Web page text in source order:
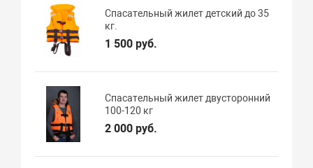
Спасательный жилет детский до 35
кг.
1 500 руб.
Спасательный жилет двусторонний
100-120 кг
2 000 руб.